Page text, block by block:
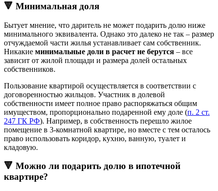
🔻 Минимальная доля
Бытует мнение, что даритель не может подарить долю ниже
минимального эквивалента. Однако это далеко не так – размер
отчуждаемой части жилья устанавливает сам собственник.
Никакие минимальные доли в расчет не берутся – все
зависит от жилой площади и размера долей остальных
собственников.
Пользование квартирой осуществляется в соответствии с
договоренностью жильцов. Участник в долевой
собственности имеет полное право распоряжаться общим
имуществом, пропорционально подаренной ему доле (п. 2 ст.
247 ГК РФ). Например, в собственность перешло жилое
помещение в 3-комнатной квартире, но вместе с тем осталось
право использовать коридор, кухню, ванную, туалет и
кладовую.
🔻 Можно ли подарить долю в ипотечной
квартире?